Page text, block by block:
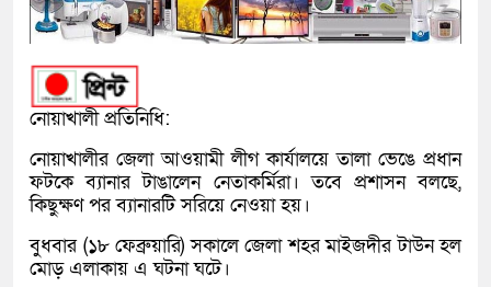
নোয়াখালী প্রতিনিধি:
নোয়াখালীর জেলা আওয়ামী লীগ কার্যালয়ে তালা ভেঙে প্রধান
ফটকে ব্যানার টাঙালেন নেতাকর্মিরা। তবে প্রশাসন বলছে,
কিছুক্ষণ পর ব্যানারটি সরিয়ে নেওয়া হয়।
বুধবার (১৮ ফেব্রুয়ারি) সকালে জেলা শহর মাইজদীর টাউন হল
মোড় এলাকায় এ ঘটনা ঘটে।